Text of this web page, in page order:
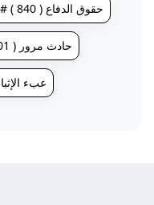
# حقوق الدفاع ( 840 )
# حادث مرور ( 701 )
# عبء الإثبات